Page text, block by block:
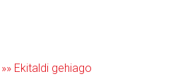
»» Ekitaldi gehiago